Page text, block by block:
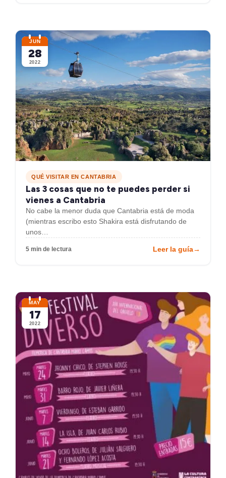
JUN
28
2022
QUÉ VISITAR EN CANTABRIA
Las 3 cosas que no te puedes perder si
vienes a Cantabria
No cabe la menor duda que Cantabria está de moda
(mientras escribo esto Shakira está disfrutando de
unos…
5 min de lectura Leer la guía→
MAY
17
2022